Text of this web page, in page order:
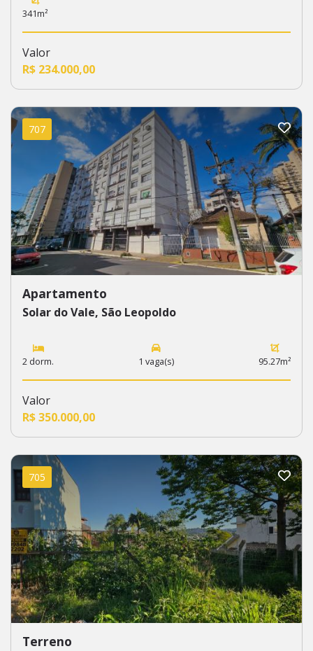
341m²
Valor
R$ 234.000,00
707
Apartamento
Solar do Vale, São Leopoldo
2 dorm. 1 vaga(s) 95.27m²
Valor
R$ 350.000,00
705
Terreno